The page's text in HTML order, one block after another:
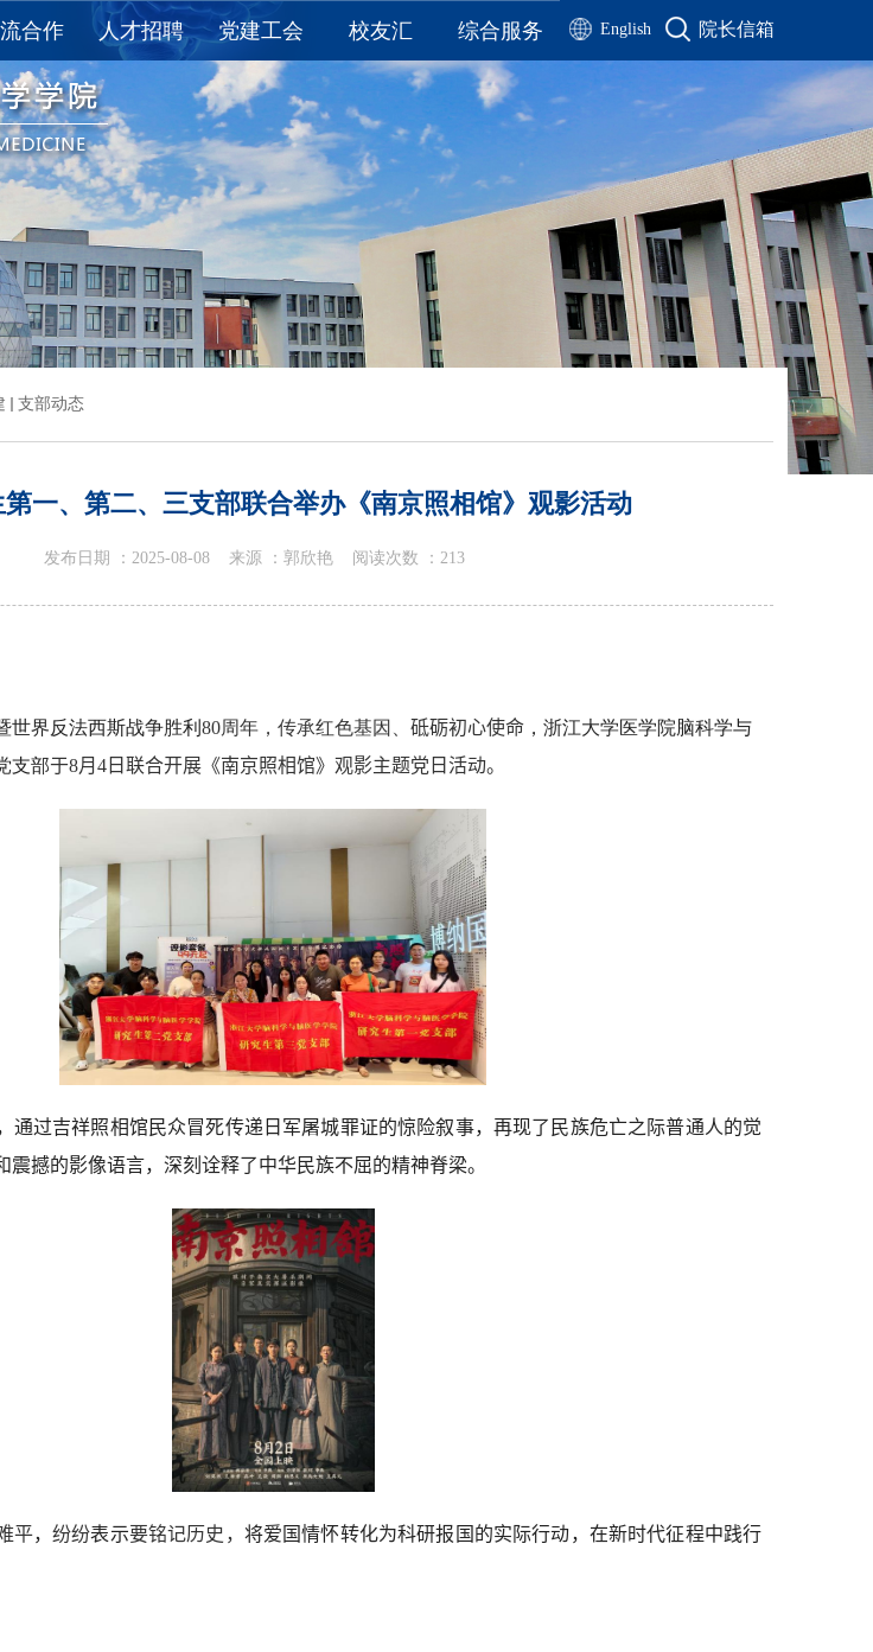
合作
际交流
内合作
人才招聘
求是讲席教授
求是特聘学者
长聘教授/长聘副教授
“百人计划”研究员
博士后
研究助理
其他
党建工会
党建
工会
校友汇
校友名录
校友风采
工作动态
历届毕业生合影
联系我们
历届校友毕业季视频
综合服务
通知公告
公示公告
院务公开
办公流程
English 院长信箱
支部动态
一、第二、三支部联合举办《南京照相馆》观影活动
发布日期 ： 2025-08-08来源 ： 郭欣艳阅读次数 ： 213
世界反法西斯战争胜利 80周年，传承红色基因、 砥砺初心使命，浙江大学医学院脑科学与
支部于8月 4 日联合开展《南京照相馆》观影主题党日活动。
通过吉祥照相馆民众冒死传递日军屠城罪证的惊险叙事，再现了民族危亡之际普通人的觉
震撼的影像语言，深刻诠释了中华民族不屈的精神脊梁。
平，纷纷表示要铭记历史， 将爱国情怀转化为科研报国的实际行动，在新时代征程中践行